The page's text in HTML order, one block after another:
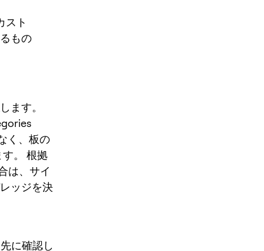
スト
もの
ます。
く、板の
。 根拠
は、サイ
ッジを決
に確認し